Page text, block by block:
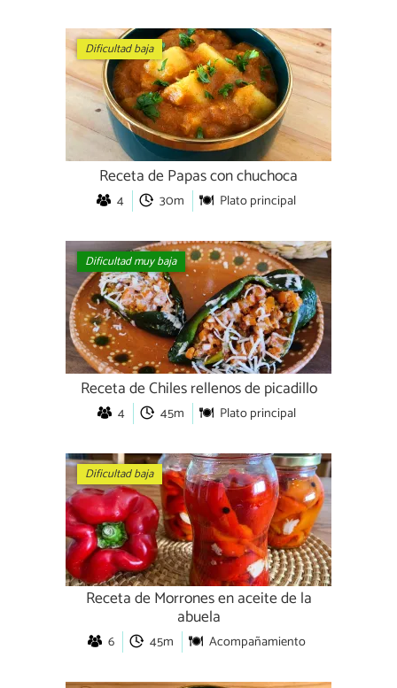
Dificultad baja
Receta de Papas con chuchoca
4 30m Plato principal
Dificultad muy baja
Receta de Chiles rellenos de picadillo
4 45m Plato principal
Dificultad baja
Receta de Morrones en aceite de la
abuela
6 45m Acompañamiento